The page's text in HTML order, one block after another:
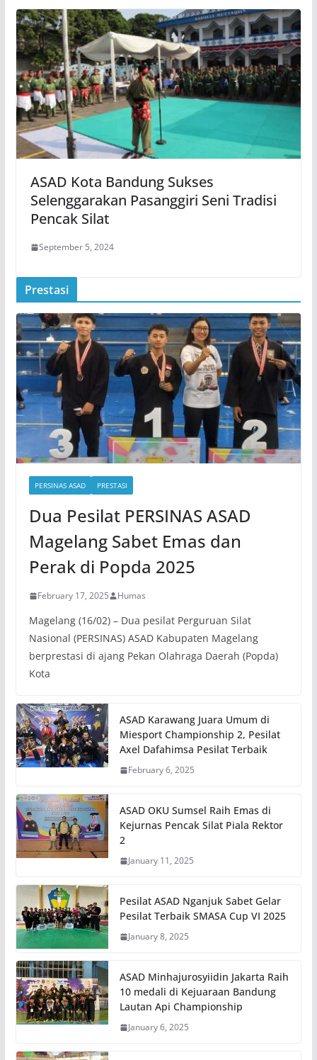
ASAD Kota Bandung Sukses
Selenggarakan Pasanggiri Seni Tradisi
Pencak Silat
September 5, 2024
Prestasi
PERSINAS ASAD PRESTASI
Dua Pesilat PERSINAS ASAD
Magelang Sabet Emas dan
Perak di Popda 2025
February 17, 2025 Humas
Magelang (16/02) – Dua pesilat Perguruan Silat
Nasional (PERSINAS) ASAD Kabupaten Magelang
berprestasi di ajang Pekan Olahraga Daerah (Popda)
Kota
ASAD Karawang Juara Umum di
Miesport Championship 2, Pesilat
Axel Dafahimsa Pesilat Terbaik
February 6, 2025
ASAD OKU Sumsel Raih Emas di
Kejurnas Pencak Silat Piala Rektor
2
January 11, 2025
Pesilat ASAD Nganjuk Sabet Gelar
Pesilat Terbaik SMASA Cup VI 2025
January 8, 2025
ASAD Minhajurosyiidin Jakarta Raih
10 medali di Kejuaraan Bandung
Lautan Api Championship
January 6, 2025